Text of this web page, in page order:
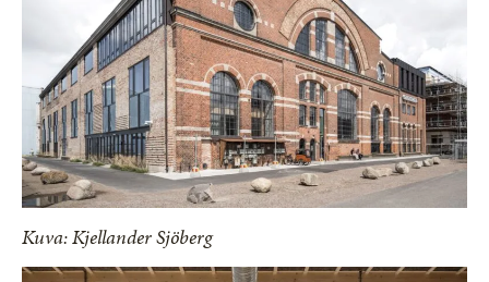
Kuva: Kjellander Sjöberg